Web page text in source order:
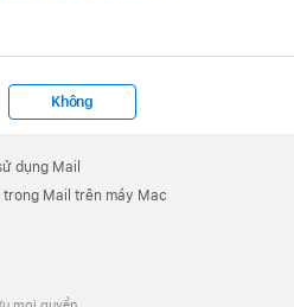
Không
dụng Mail
Mail trên máy Mac